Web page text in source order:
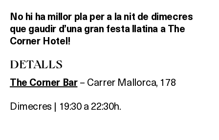
No hi ha millor pla per a la nit de dimecres
que gaudir d’una gran festa llatina a The
Corner Hotel!
DETALLS
The Corner Bar– Carrer Mallorca, 178
Dimecres | 19:30 a 22:30h.